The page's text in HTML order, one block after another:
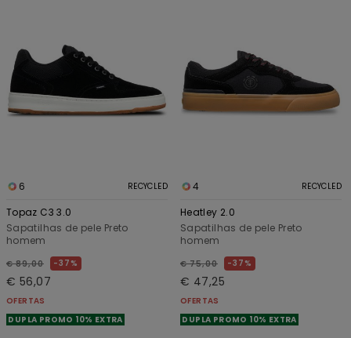
6 RECYCLED
Topaz C3 3.0
Sapatilhas de pele Preto
homem
€ 89,00 37%
€ 56,07
OFERTAS
DUPLA PROMO 10% EXTRA
4 RECYCLED
Heatley 2.0
Sapatilhas de pele Preto
homem
€ 75,00 37%
€ 47,25
OFERTAS
DUPLA PROMO 10% EXTRA